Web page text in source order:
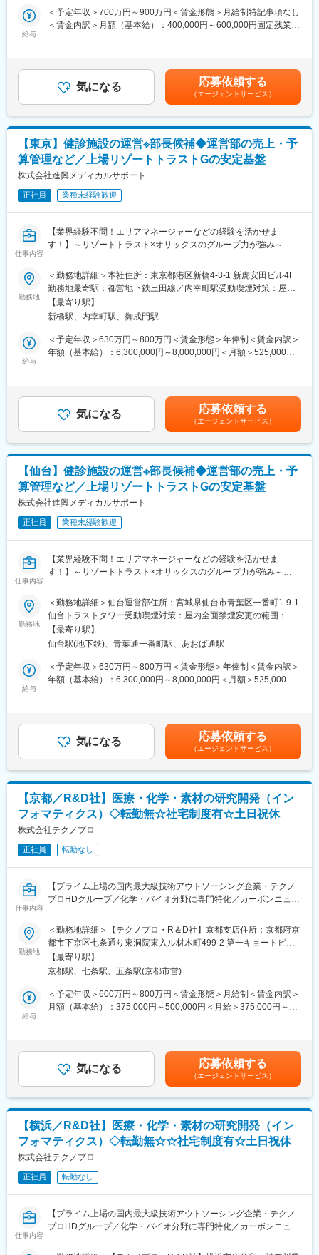
きます。
・治験実施医療機関への訪問
・医療機関における治験実施状況、モニタリング業務の管理
・現状課題の解決方針の検討、実施
プロジェクトのオペレーションリーダーとして下記業務を行いま
す。
・試験の実行可能性調査
■派遣先について：
多くは製薬メーカーですが、医療機器メーカー、再生医療等製品
派遣先を選ぶのはあなた自身ですので、数ある案件の中からご自
身のキャリアパスにあった派遣先をマッチングします。
■働き方について：
・平均残業時間は11時間程と、ワークライフバランスを充実させ
※固定残業代は30時間分を支給
■採用背景：
「CRAとしては十分にやり切ったため、次のキャリアを目指した
「CRO企業での経験を活かして、製薬企業の中でキャリアを築い
てみたい」
・研修
参加必須な定例会や研修はありませんが、英語（英会話、TOEIC
対策）や、興味のある疾患・分野の研修など、リクエストに応じ
て企画しています。
※現在すべての研修をオンラインで実施しており、後日の動画聴講
も可能です。
・育児休業取得実績多数
アクセライズには育休後復職している女性マネージャーが複数在
籍しており、立場や状況を理解したうえで、あなたの復職後の活
男性社員の育休取得実績もあります。
給与
＜予定年収＞700万円～900万円＜賃金形態＞月給制特記事項なし
＜賃金内訳＞月額（基本給）：400,000円～600,000円固定残業手
給与補足＞・経験、能力を考慮の上、決定いたします。・賞与
（6・12月）・昇給（年1回）の評価は原則的に派遣先の評価を参
考にします。賃金はあくまでも目安の金額であり、選考を通じて
上下する可能性があります。月給(月額)は固定手当を含めた表記で
す。
気になる 応募依頼する
（エージェントサービス）
【東京】健診施設の運営※部長候補◆運営部の売上・予
算管理など／上場リゾートトラストGの安定基盤
株式会社進興メディカルサポート
正社員 業種未経験歓迎
仕事内容
【業界経験不問！エリアマネージャーなどの経験を活かせま
す！】～リゾートトラスト×オリックスのグループ力が強み～
■業務内容：
「医療法人社団進興会」のグループクリニック施設にて運営部部
長として、健診施設の運営全般をお任せします。
◇売上・予算管理
◇医師のマネジメント
◇人事から売上までの施設管理
■組織構成：
■当社について：
株式会社進興メディカルサポート（東証プライム上場企業「株式
い、クオリティの高いお客様対応を行うことで、進興会は医療関
連業務に注力でき、各種ニーズに合わせた健診サービスの提供と
技術の研鑽に努めています。
■当グループの特徴：
健診施設として東京23区内に8施設、立川市に1施設、仙台市に1
診断から各種人間ドックまで幅広く対応しております。
親会社であるリゾートトラスト及びオリックスのグループ力を活
関としての地位を確実なものにしていきます。
変更の範囲：会社の定める業務
勤務地
＜勤務地詳細＞本社住所：東京都港区新橋4-3-1 新虎安田ビル4F
勤務地最寄駅：都営地下鉄三田線／内幸町駅受動喫煙対策：屋内
全面禁煙変更の範囲：会社の定める事業所
【最寄り駅】
新橋駅、内幸町駅、御成門駅
給与
＜予定年収＞630万円～800万円＜賃金形態＞年俸制＜賃金内訳＞
年額（基本給）：6,300,000円～8,000,000円＜月額＞525,000円
は固定手当を含めた表記です。
気になる 応募依頼する
（エージェントサービス）
【仙台】健診施設の運営※部長候補◆運営部の売上・予
算管理など／上場リゾートトラストGの安定基盤
株式会社進興メディカルサポート
正社員 業種未経験歓迎
仕事内容
【業界経験不問！エリアマネージャーなどの経験を活かせま
す！】～リゾートトラスト×オリックスのグループ力が強み～
■業務内容：
「医療法人社団進興会」のグループクリニック施設にて運営部部
長として、健診施設の運営全般をお任せします。
・売上・予算管理
・医師のマネジメント
・人事から売上までの施設管理
■組織構成：
■当社について：
株式会社進興メディカルサポート（東証プライム上場企業「株式
当社が医療法人社団進興会における医療業務以外の業務を請け負
い、クオリティの高いお客様対応を行うことで、進興会は医療関
連業務に注力でき、各種ニーズに合わせた健診サービスの提供と
技術の研鑽に努めています。
■当グループの特徴：
健診施設として東京23区内に8施設、立川市に1施設、仙台市に1
診断から各種人間ドックまで幅広く対応しております。
親会社であるリゾートトラスト及びオリックスのグループ力を活
関としての地位を確実なものにしていきます。
勤務地
＜勤務地詳細＞仙台運営部住所：宮城県仙台市青葉区一番町1-9-1
仙台トラストタワー受動喫煙対策：屋内全面禁煙変更の範囲：会
社の定める事業所
【最寄り駅】
仙台駅(地下鉄)、青葉通一番町駅、あおば通駅
給与
＜予定年収＞630万円～800万円＜賃金形態＞年俸制＜賃金内訳＞
年額（基本給）：6,300,000円～8,000,000円＜月額＞525,000円
は固定手当を含めた表記です。
気になる 応募依頼する
（エージェントサービス）
【京都／R&D社】医療・化学・素材の研究開発（イン
フォマティクス）◇転勤無☆社宅制度有☆土日祝休
株式会社テクノプロ
正社員 転勤なし
仕事内容
【プライム上場の国内最大級技術アウトソーシング企業・テクノ
プロHDグループ／化学・バイオ分野に専門特化／カーボンニュー
多く支援】
■業務概要：
バイオ・ケモインフォマティクス業務を担当します。
シークエンス解析、オミクス解析、立体構造・相互作用予測、合
成経路探索、AI解析（機械学習/深層学習）、MD・MOシミュレー
ションなどがあります。
＜プロジェクト例＞
・抗体のモデリング、ドッキングシミュレーション
・ヒトiPS細胞由来オルガノイド研究におけるバイオインフォマテ
ィクス
・NGSを用いた遺伝子解析法開発
・健康予測情報サービス事業に関するインフォマティクス
・材料開発における最適な合成ルート、触媒探索
＜1800種類以上の研修プログラム＞
Excelなどのビジネススキル向上の講座から分析機器の取り扱い方
関する研修まで、レベルに合わせて受講可能。オンライン受講が
可能のため、働きながらも学べます。
勤務地
＜勤務地詳細＞【テクノプロ・R＆D社】京都支店住所：京都府京
都市下京区七条通り東洞院東入ル材木町499-2 第一キョートビル
5F勤務地最寄駅：JR線／京都駅受動喫煙対策：屋内全面禁煙変更
の範囲：会社の定める事業所
【最寄り駅】
京都駅、七条駅、五条駅(京都市営)
給与
＜予定年収＞600万円～800万円＜賃金形態＞月給制＜賃金内訳＞
月額（基本給）：375,000円～500,000円＜月給＞375,000円～
はあくまでも目安の金額であり、選考を通じて上下する可能性が
あります。月給(月額)は固定手当を含めた表記です。
気になる 応募依頼する
（エージェントサービス）
【横浜／R&D社】医療・化学・素材の研究開発（イン
フォマティクス）◇転勤無☆☆社宅制度有☆土日祝休
株式会社テクノプロ
正社員 転勤なし
仕事内容
【プライム上場の国内最大級技術アウトソーシング企業・テクノ
プロHDグループ／化学・バイオ分野に専門特化／カーボンニュー
多く支援】